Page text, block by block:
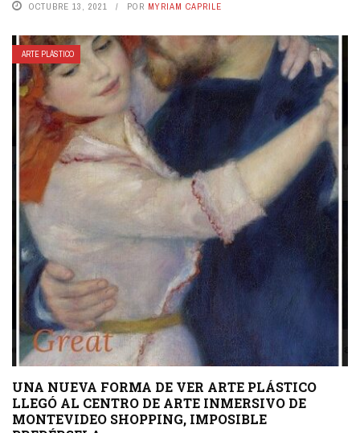
OCTUBRE 13, 2021 POR MYRIAM CAPRILE
ARTE PLÁSTICO
UNA NUEVA FORMA DE VER ARTE PLÁSTICO
LLEGÓ AL CENTRO DE ARTE INMERSIVO DE
MONTEVIDEO SHOPPING, IMPOSIBLE